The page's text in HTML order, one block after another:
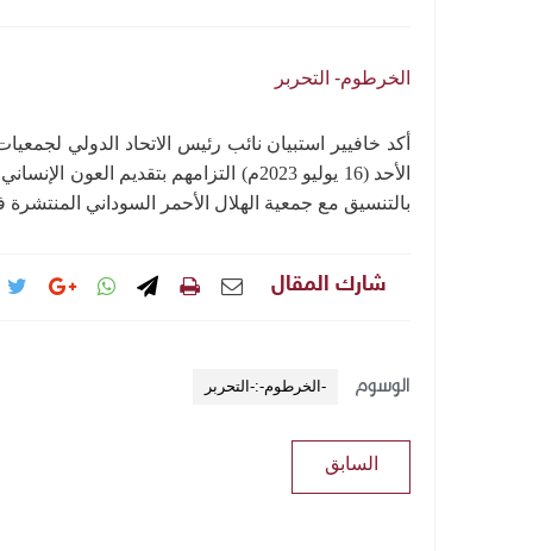
الخرطوم- التحربر
أكد خافيير استبيان نائب رئيس الاتحاد الدولي
الأحد (16 يوليو 2023م) التزامهم
بالتنسيق مع جمعية الهلال الأحمر السوداني المنتشرة
شارك المقال
الوسوم -الخرطوم-:-التحربر
السابق